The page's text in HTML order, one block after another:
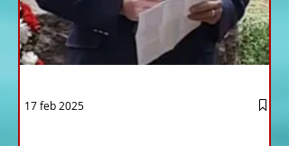
17 feb 2025